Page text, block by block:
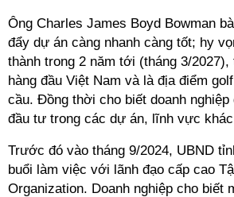
Ông Charles James Boyd Bowman
đẩy dự án càng nhanh càng tốt; hy
thành trong 2 năm tới (tháng 3/
hàng đầu Việt Nam và là địa điểm
cầu. Đồng thời cho biết doanh nghiệp
đầu tư trong các dự án, lĩnh vực
Trước đó vào tháng 9/2024, UBND
buổi làm việc với lãnh đạo cấp cao
Organization. Doanh nghiệp cho biết